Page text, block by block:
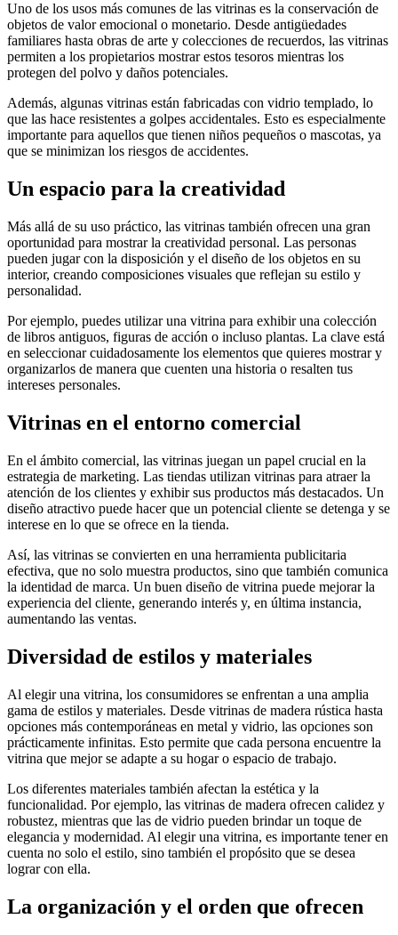
Uno de los usos más comunes de las vitrinas es la conservación de
objetos de valor emocional o monetario. Desde antigüedades
familiares hasta obras de arte y colecciones de recuerdos, las vitrinas
permiten a los propietarios mostrar estos tesoros mientras los
protegen del polvo y daños potenciales.
Además, algunas vitrinas están fabricadas con vidrio templado, lo
que las hace resistentes a golpes accidentales. Esto es especialmente
importante para aquellos que tienen niños pequeños o mascotas, ya
que se minimizan los riesgos de accidentes.
Un espacio para la creatividad
Más allá de su uso práctico, las vitrinas también ofrecen una gran
oportunidad para mostrar la creatividad personal. Las personas
pueden jugar con la disposición y el diseño de los objetos en su
interior, creando composiciones visuales que reflejan su estilo y
personalidad.
Por ejemplo, puedes utilizar una vitrina para exhibir una colección
de libros antiguos, figuras de acción o incluso plantas. La clave está
en seleccionar cuidadosamente los elementos que quieres mostrar y
organizarlos de manera que cuenten una historia o resalten tus
intereses personales.
Vitrinas en el entorno comercial
En el ámbito comercial, las vitrinas juegan un papel crucial en la
estrategia de marketing. Las tiendas utilizan vitrinas para atraer la
atención de los clientes y exhibir sus productos más destacados. Un
diseño atractivo puede hacer que un potencial cliente se detenga y se
interese en lo que se ofrece en la tienda.
Así, las vitrinas se convierten en una herramienta publicitaria
efectiva, que no solo muestra productos, sino que también comunica
la identidad de marca. Un buen diseño de vitrina puede mejorar la
experiencia del cliente, generando interés y, en última instancia,
aumentando las ventas.
Diversidad de estilos y materiales
Al elegir una vitrina, los consumidores se enfrentan a una amplia
gama de estilos y materiales. Desde vitrinas de madera rústica hasta
opciones más contemporáneas en metal y vidrio, las opciones son
prácticamente infinitas. Esto permite que cada persona encuentre la
vitrina que mejor se adapte a su hogar o espacio de trabajo.
Los diferentes materiales también afectan la estética y la
funcionalidad. Por ejemplo, las vitrinas de madera ofrecen calidez y
robustez, mientras que las de vidrio pueden brindar un toque de
elegancia y modernidad. Al elegir una vitrina, es importante tener en
cuenta no solo el estilo, sino también el propósito que se desea
lograr con ella.
La organización y el orden que ofrecen